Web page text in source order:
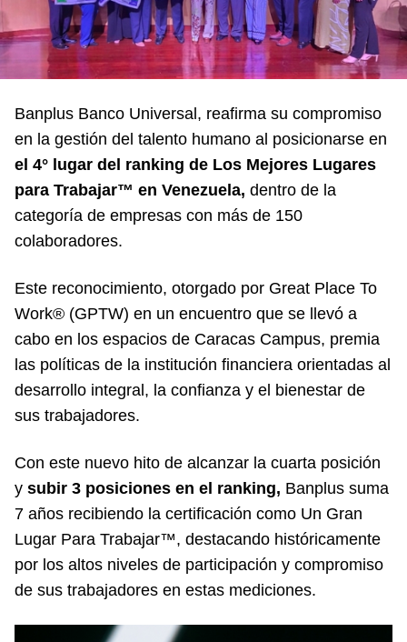
Banplus Banco Universal, reafirma su compromiso
en la gestión del talento humano al posicionarse en
el 4° lugar del ranking de Los Mejores Lugares
para Trabajar™ en Venezuela, dentro de la
categoría de empresas con más de 150
colaboradores.
Este reconocimiento, otorgado por Great Place To
Work® (GPTW) en un encuentro que se llevó a
cabo en los espacios de Caracas Campus, premia
las políticas de la institución financiera orientadas al
desarrollo integral, la confianza y el bienestar de
sus trabajadores.
Con este nuevo hito de alcanzar la cuarta posición
y subir 3 posiciones en el ranking, Banplus suma
7 años recibiendo la certificación como Un Gran
Lugar Para Trabajar™, destacando históricamente
por los altos niveles de participación y compromiso
de sus trabajadores en estas mediciones.